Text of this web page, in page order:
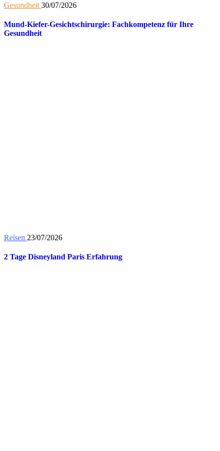
Gesundheit 30/07/2026
Mund-Kiefer-Gesichtschirurgie: Fachkompetenz für Ihre
Gesundheit
Reisen 23/07/2026
2 Tage Disneyland Paris Erfahrung